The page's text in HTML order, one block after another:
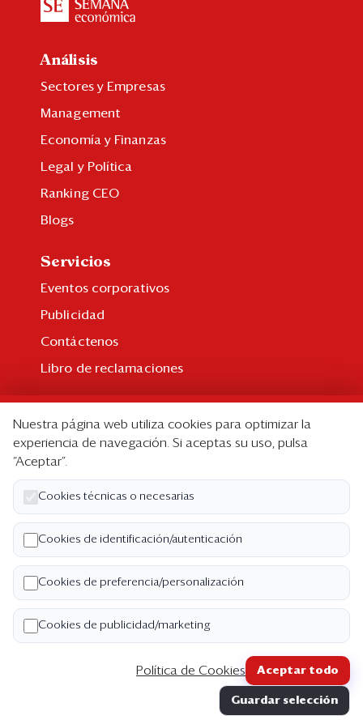
Análisis
Sectores y Empresas
Management
Economía y Finanzas
Legal y Política
Ranking CEO
Blogs
Servicios
Eventos corporativos
Publicidad
Contáctenos
Libro de reclamaciones
Suscripción individual
Paquetes corporativos
Edición Impresa
Nosotros
Quiénes somos
Código de ética
Términos y Condiciones
Copyright ©2026 Semana Económica. Todos los
Nuestra página web utiliza cookies para optimizar la
experiencia de navegación. Si aceptas su uso, pulsa
“Aceptar”.
Cookies técnicas o necesarias
Cookies de identificación/autenticación
Cookies de preferencia/personalización
Cookies de publicidad/marketing
Política de Cookies Aceptar todo
Guardar selección